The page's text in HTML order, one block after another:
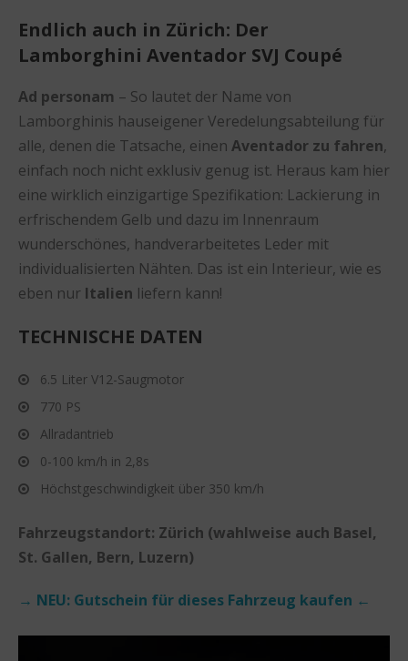
Endlich auch in Zürich: Der
Lamborghini Aventador SVJ Coupé
Ad personam – So lautet der Name von
Lamborghinis hauseigener Veredelungsabteilung für
alle, denen die Tatsache, einen Aventador zu fahren,
einfach noch nicht exklusiv genug ist. Heraus kam hier
eine wirklich einzigartige Spezifikation: Lackierung in
erfrischendem Gelb und dazu im Innenraum
wunderschönes, handverarbeitetes Leder mit
individualisierten Nähten. Das ist ein Interieur, wie es
eben nur Italien liefern kann!
TECHNISCHE DATEN
6.5 Liter V12-Saugmotor
770 PS
Allradantrieb
0-100 km/h in 2,8s
Höchstgeschwindigkeit über 350 km/h
Fahrzeugstandort: Zürich (wahlweise auch Basel,
St. Gallen, Bern, Luzern)
→ NEU: Gutschein für dieses Fahrzeug kaufen ←